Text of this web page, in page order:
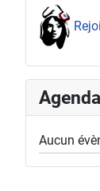
Agenda
Aucun